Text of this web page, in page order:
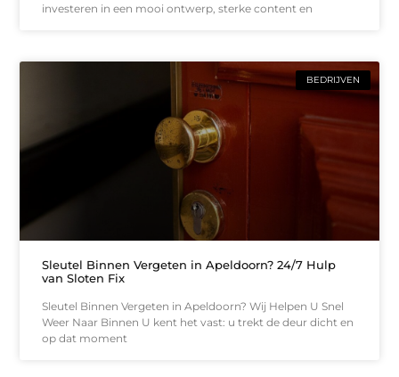
investeren in een mooi ontwerp, sterke content en
BEDRIJVEN
Sleutel Binnen Vergeten in Apeldoorn? 24/7 Hulp
van Sloten Fix
Sleutel Binnen Vergeten in Apeldoorn? Wij Helpen U Snel
Weer Naar Binnen U kent het vast: u trekt de deur dicht en
op dat moment